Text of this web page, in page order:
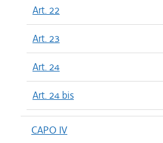
Art. 22
Art. 23
Art. 24
Art. 24 bis
CAPO IV